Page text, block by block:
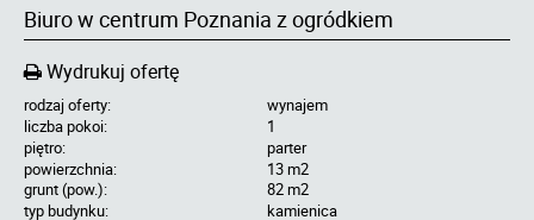
Biuro w centrum Poznania z ogródkiem
Wydrukuj ofertę
rodzaj oferty:
wynajem
liczba pokoi:
1
piętro:
parter
powierzchnia:
13 m2
grunt (pow.):
82 m2
typ budynku:
kamienica